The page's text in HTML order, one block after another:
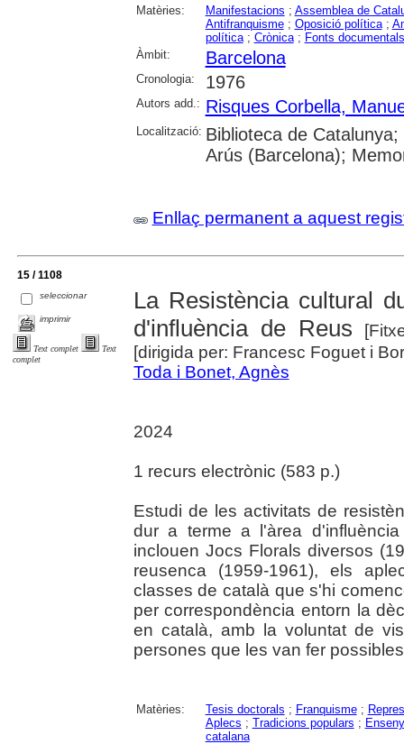
Matèries: Manifestacions ; Assemblea de
Antifranquisme; Oposició política;
política; Crònica; Fonts documentals
Àmbit:
Barcelona
Cronologia: 1976
Autors add.: Risques Corbella,
Localització: Biblioteca de
Arús (Barcelona);
Enllaç permanent a aquest
15 / 1108
seleccionar
imprimir
Text complet
Text
complet
La Resistència cultural
d'influència de Reus
[dirigida per: Francesc Foguet i
Toda i Bonet, Agnès
2024
1 recurs electrònic (583 p.)
Estudi de les activitats de
dur a terme a l'àrea
inclouen Jocs Florals diversos
reusenca (1959-1961), els
classes de català que s'hi
per correspondència entorn la
en català, amb la voluntat de
persones que les van fer
Matèries: Tesis doctorals ; Franquisme;
Aplecs ; Tradicions populars ;
catalana